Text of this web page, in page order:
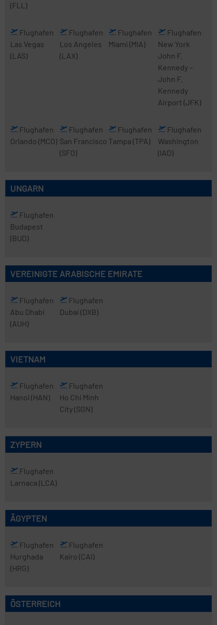
(FLL)
Flughafen
Las Vegas
(LAS)
Flughafen
Los Angeles
(LAX)
Flughafen
Miami (MIA)
Flughafen
New York
John F.
Kennedy –
John F.
Kennedy
Airport (JFK)
Flughafen
Orlando (MCO)
Flughafen
San Francisco
(SFO)
Flughafen
Tampa (TPA)
Flughafen
Washington
(IAD)
UNGARN
Flughafen
Budapest
(BUD)
VEREINIGTE ARABISCHE EMIRATE
Flughafen
Abu Dhabi
(AUH)
Flughafen
Dubai (DXB)
VIETNAM
Flughafen
Hanoi (HAN)
Flughafen
Ho Chi Minh
City(SGN)
ZYPERN
Flughafen
Larnaca (LCA)
ÄGYPTEN
Flughafen
Hurghada
(HRG)
Flughafen
Kairo (CAI)
ÖSTERREICH